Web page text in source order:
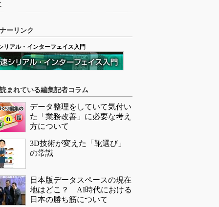
ーリンク
リアル・インターフェイス入門
まれている編集記者コラム
データ整理をしていて気付い
た「業務改善」に必要な考え
方について
3D技術が変えた「靴選び」
の常識
日本版データスペースの現在
地はどこ？ AI時代における
日本の勝ち筋について